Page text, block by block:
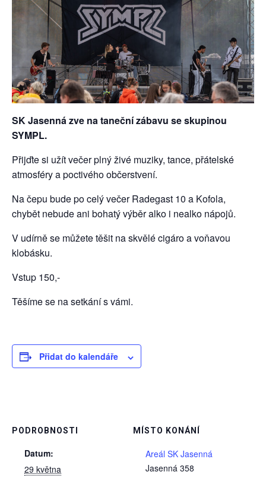
SK Jasenná zve na taneční zábavu se skupinou
SYMPL.
Přijďte si užít večer plný živé muziky, tance, přátelské
atmosféry a poctivého občerstvení.
Na čepu bude po celý večer Radegast 10 a Kofola,
chybět nebude ani bohatý výběr alko i nealko nápojů.
V udírně se můžete těšit na skvělé cigáro a voňavou
klobásku.
Vstup 150,-
Těšíme se na setkání s vámi.
Přidat do kalendáře
PODROBNOSTI
Datum:
29 května
MÍSTO KONÁNÍ
Areál SK Jasenná
Jasenná 358